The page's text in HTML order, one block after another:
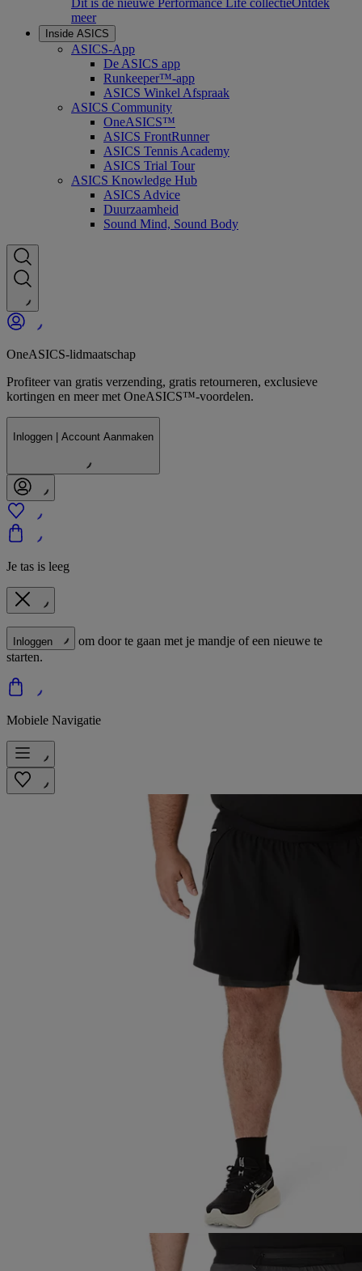
Dit is de nieuwe Performance Life collectieOntdek
meer
Inside ASICS
ASICS-App
De ASICS app
Runkeeper™-app
ASICS Winkel Afspraak
ASICS Community
OneASICS™
ASICS FrontRunner
ASICS Tennis Academy
ASICS Trial Tour
ASICS Knowledge Hub
ASICS Advice
Duurzaamheid
Sound Mind, Sound Body
OneASICS-lidmaatschap
Profiteer van gratis verzending, gratis retourneren, exclusieve
kortingen en meer met OneASICS™-voordelen.
Inloggen | Account Aanmaken
Je tas is leeg
Inloggen
om door te gaan met je mandje of een nieuwe te
starten.
Mobiele Navigatie